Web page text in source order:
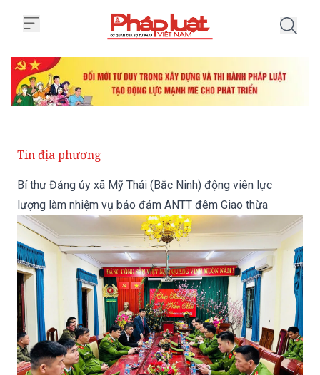
Tin địa phương
Bí thư Đảng ủy xã Mỹ Thái (Bắc Ninh) động viên lực
lượng làm nhiệm vụ bảo đảm ANTT đêm Giao thừa